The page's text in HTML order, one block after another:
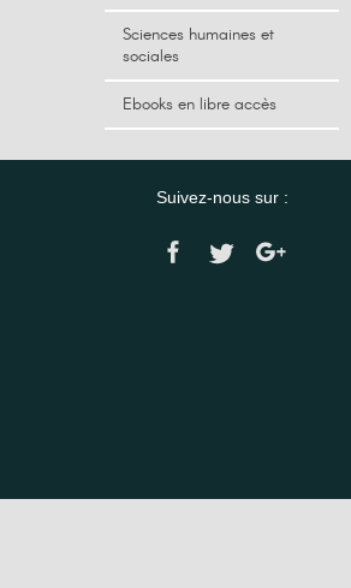
Sciences humaines et
sociales
Ebooks en libre accès
Suivez-nous sur :